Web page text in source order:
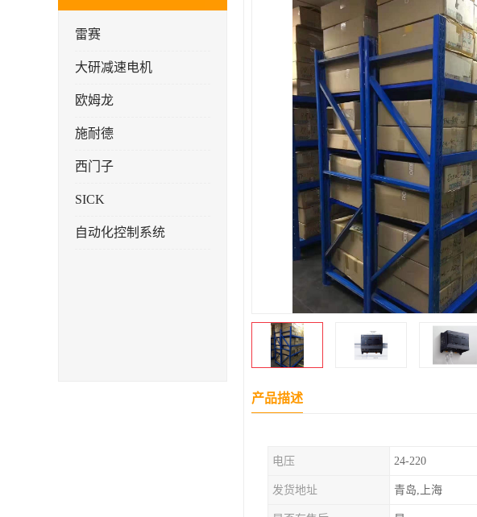
雷赛
大研减速电机
欧姆龙
施耐德
西门子
SICK
自动化控制系统
产品描述
电压 24-220
发货地址 青岛,上海